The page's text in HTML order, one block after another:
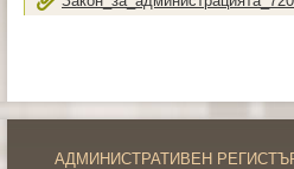
АДМИНИСТРАТИВЕН